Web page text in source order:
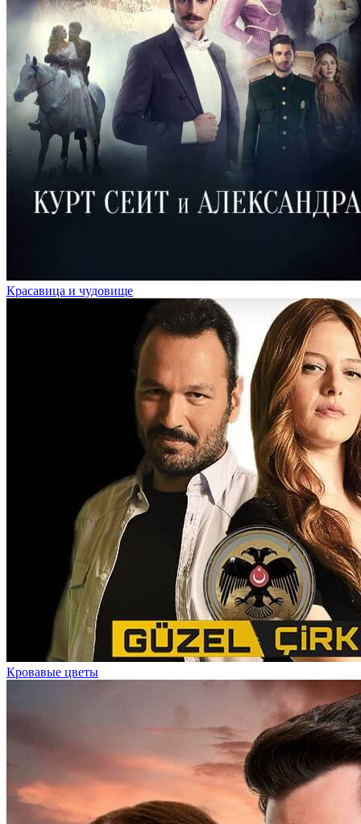
Красавица и чудовище
Кровавые цветы